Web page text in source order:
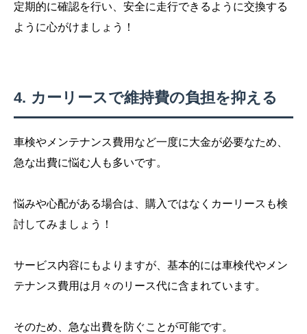
定期的に確認を行い、安全に走行できるように交換する
ように心がけましょう！
カーリースで維持費の負担を抑える
車検やメンテナンス費用など一度に大金が必要なため、
急な出費に悩む人も多いです。
悩みや心配がある場合は、購入ではなくカーリースも検
討してみましょう！
サービス内容にもよりますが、基本的には車検代やメン
テナンス費用は月々のリース代に含まれています。
そのため、急な出費を防ぐことが可能です。